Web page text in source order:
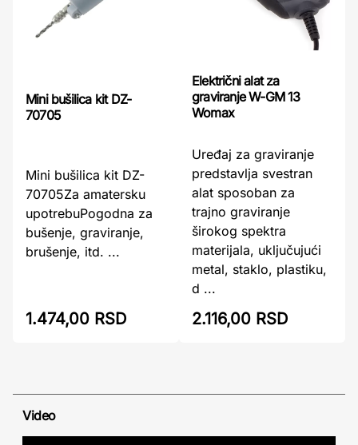
Mini bušilica kit DZ-
70705
Mini bušilica kit DZ-
70705Za amatersku
upotrebuPogodna za
bušenje, graviranje,
brušenje, itd. ...
1.474,00 RSD
Električni alat za
graviranje W-GM 13
Womax
Uređaj za graviranje
predstavlja svestran
alat sposoban za
trajno graviranje
širokog spektra
materijala, uključujući
metal, staklo, plastiku,
d ...
2.116,00 RSD
Video